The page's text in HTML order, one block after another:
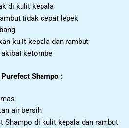
di kulit kepala
tidak cepat lepek
kulit kepala dan rambut
akibat ketombe
Shampo :
air bersih
Shampo di kulit kepala dan rambut